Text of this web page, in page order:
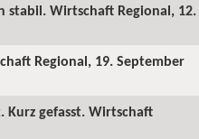
Wirtschaft Regional, 12.
Regional, 19. September
gefasst. Wirtschaft